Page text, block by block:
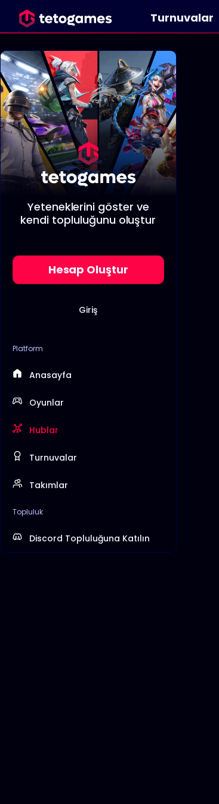
Turnuvalar
Yeteneklerini göster ve
kendi topluluğunu oluştur
Hesap Oluştur
Giriş
Platform
Anasayfa
Oyunlar
Hublar
Turnuvalar
Takımlar
Topluluk
Discord Topluluğuna Katılın